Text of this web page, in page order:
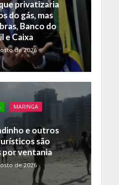
k
privatizaria
do gás, mas
Banco do
e Caixa
de 2026
MARINGA
e outros
são
por ventania
de 2026